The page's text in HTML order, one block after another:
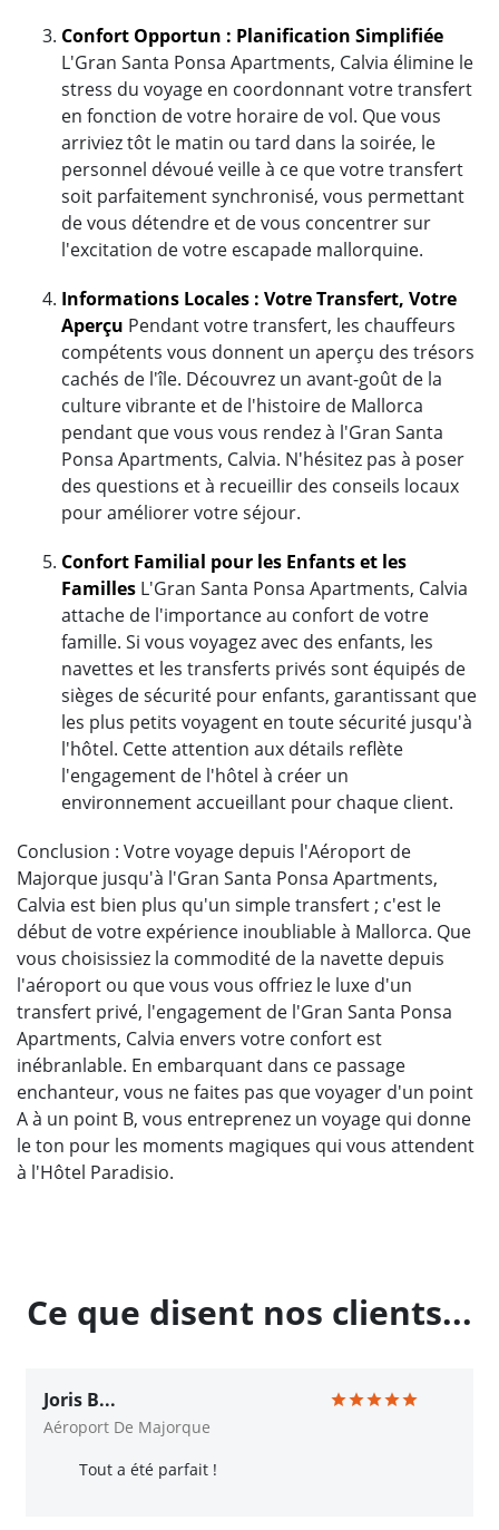
Confort Opportun : Planification Simplifiée
L'Gran Santa Ponsa Apartments, Calvia élimine le
stress du voyage en coordonnant votre transfert
en fonction de votre horaire de vol. Que vous
arriviez tôt le matin ou tard dans la soirée, le
personnel dévoué veille à ce que votre transfert
soit parfaitement synchronisé, vous permettant
de vous détendre et de vous concentrer sur
l'excitation de votre escapade mallorquine.
Informations Locales : Votre Transfert, Votre
Aperçu Pendant votre transfert, les chauffeurs
compétents vous donnent un aperçu des trésors
cachés de l'île. Découvrez un avant-goût de la
culture vibrante et de l'histoire de Mallorca
pendant que vous vous rendez à l'Gran Santa
Ponsa Apartments, Calvia. N'hésitez pas à poser
des questions et à recueillir des conseils locaux
pour améliorer votre séjour.
Confort Familial pour les Enfants et les
Familles L'Gran Santa Ponsa Apartments, Calvia
attache de l'importance au confort de votre
famille. Si vous voyagez avec des enfants, les
navettes et les transferts privés sont équipés de
sièges de sécurité pour enfants, garantissant que
les plus petits voyagent en toute sécurité jusqu'à
l'hôtel. Cette attention aux détails reflète
l'engagement de l'hôtel à créer un
environnement accueillant pour chaque client.
Conclusion : Votre voyage depuis l'Aéroport de
Majorque jusqu'à l'Gran Santa Ponsa Apartments,
Calvia est bien plus qu'un simple transfert ; c'est le
début de votre expérience inoubliable à Mallorca. Que
vous choisissiez la commodité de la navette depuis
l'aéroport ou que vous vous offriez le luxe d'un
transfert privé, l'engagement de l'Gran Santa Ponsa
Apartments, Calvia envers votre confort est
inébranlable. En embarquant dans ce passage
enchanteur, vous ne faites pas que voyager d'un point
A à un point B, vous entreprenez un voyage qui donne
le ton pour les moments magiques qui vous attendent
à l'Hôtel Paradisio.
Ce que disent nos clients...
Joris B...
Aéroport De Majorque
Tout a été parfait !